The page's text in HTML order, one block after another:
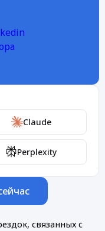
Claude
Perplexity
связанных с